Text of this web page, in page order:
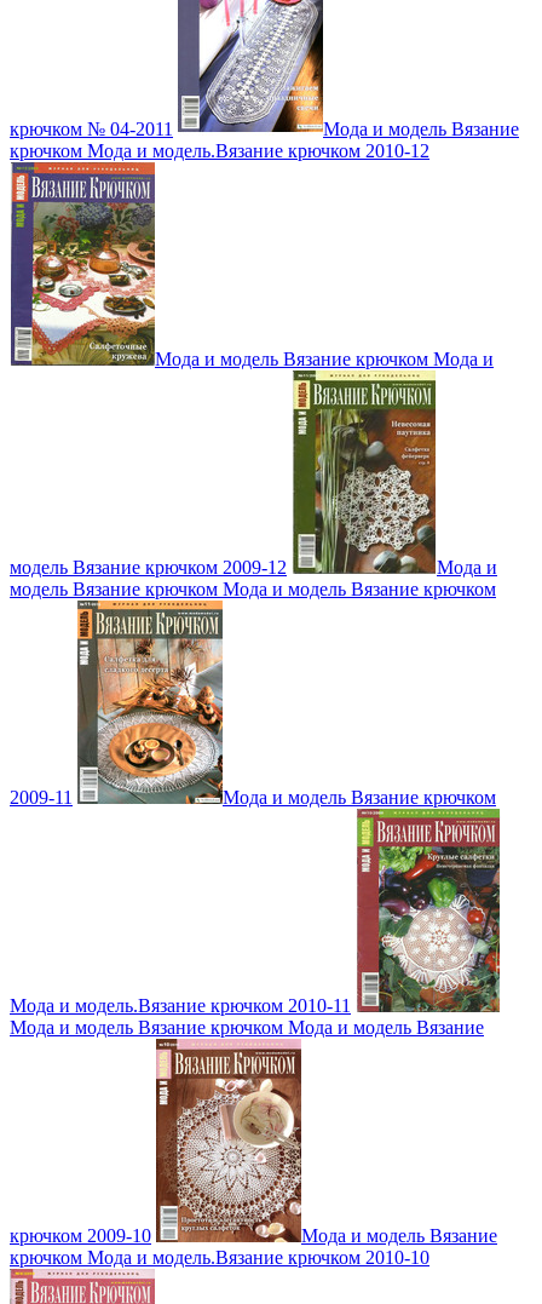
крючком № 04-2011
Мода и модель Вязание
крючком Мода и модель.Вязание крючком 2010-12
Мода и модель Вязание крючком Мода и
модель Вязание крючком 2009-12
Мода и
модель Вязание крючком Мода и модель Вязание крючком
2009-11 Мода и модель Вязание крючком
Мода и модель.Вязание крючком 2010-11
Мода и модель Вязание крючком Мода и модель Вязание
крючком 2009-10
Мода и модель Вязание
крючком Мода и модель.Вязание крючком 2010-10